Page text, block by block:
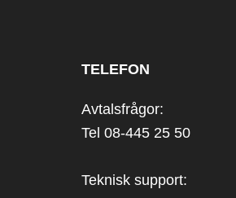
TELEFON
Avtalsfrågor:
Tel 08-445 25 50
Teknisk support: